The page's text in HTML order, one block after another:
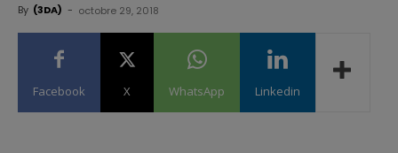
By (3DA) - octobre 29, 2018
Facebook X WhatsApp Linkedin